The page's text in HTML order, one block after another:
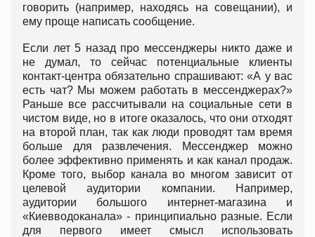
говорить (например, находясь на совещании), и
ему проще написать сообщение.
Если лет 5 назад про мессенджеры никто даже и
не думал, то сейчас потенциальные клиенты
контакт-центра обязательно спрашивают: «А у вас
есть чат? Мы можем работать в мессенджерах?»
Раньше все рассчитывали на социальные сети в
чистом виде, но в итоге оказалось, что они отходят
на второй план, так как люди проводят там время
больше для развлечения. Мессенджер можно
более эффективно применять и как канал продаж.
Кроме того, выбор канала во многом зависит от
целевой аудитории компании. Например,
аудитории большого интернет-магазина и
«Киевводоканала» - принципиально разные. Если
для первого имеет смысл использовать